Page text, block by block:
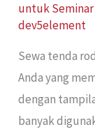
untuk
dev5element
Sewa tenda
Anda yang
dengan
banyak